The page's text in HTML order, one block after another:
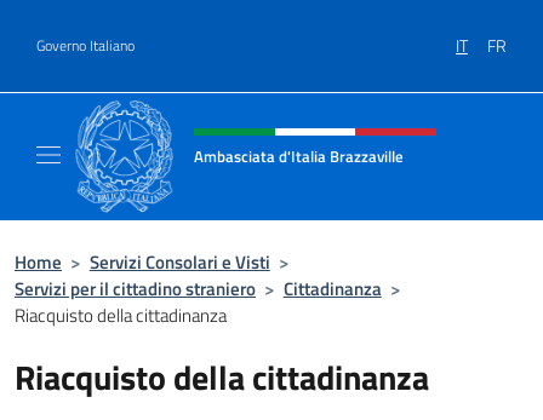
Governo Italiano IT FR
Intestazione sito, social e menù
Ambasciata d'Italia Brazzaville
Home > Servizi Consolari e Visti >
Servizi per il cittadino straniero > Cittadinanza >
Riacquisto della cittadinanza
Riacquisto della cittadinanza